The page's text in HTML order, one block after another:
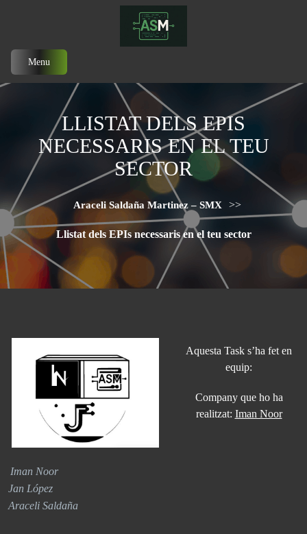
Menu
LLISTAT DELS EPIS
NECESSARIS EN EL TEU
SECTOR
Araceli Saldaña Martinez – SMX >>
Llistat dels EPIs necessaris en el teu sector
Iman Noor
Jan López
Araceli Saldaña
Aquesta Task s’ha fet en
equip:
Company que ho ha
realitzat: Iman Noor